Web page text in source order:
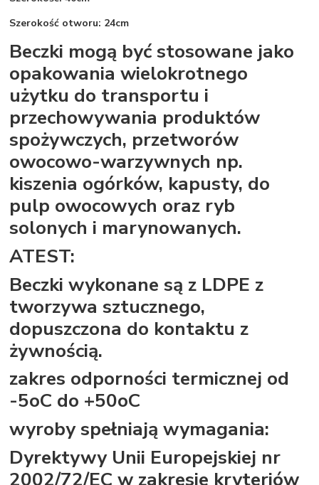
Szerokość otworu: 24cm
Beczki mogą być stosowane jako
opakowania wielokrotnego
użytku do transportu i
przechowywania produktów
spożywczych, przetworów
owocowo-warzywnych np.
kiszenia ogórków, kapusty, do
pulp owocowych oraz ryb
solonych i marynowanych.
ATEST:
Beczki wykonane są z LDPE z
tworzywa sztucznego,
dopuszczona do kontaktu z
żywnością.
zakres odporności termicznej od
-5oC do +50oC
wyroby spełniają wymagania:
Dyrektywy Unii Europejskiej nr
2002/72/EC w zakresie kryteriów